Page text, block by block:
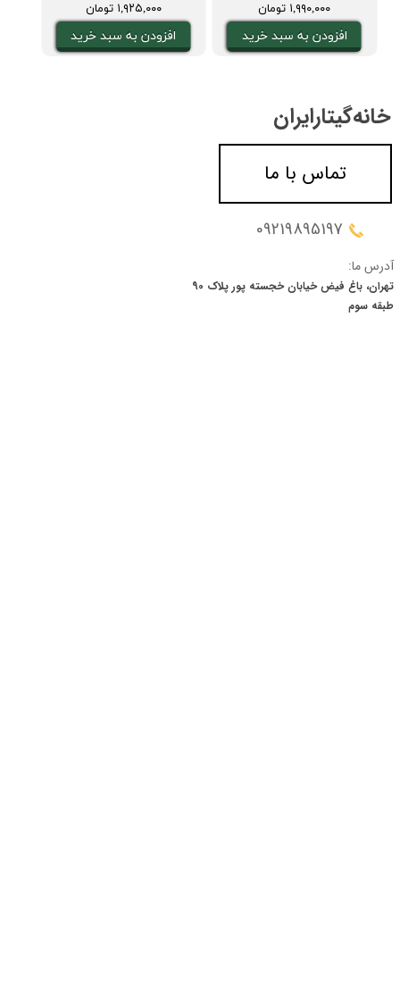
۱,۹۲۵,۰۰۰ تومان
افزودن به سبد خرید
۱,۹۹۰,۰۰۰ تومان
افزودن به سبد خرید
خانه‌گیتار‌ایران
09219895197
آدرس ما:
تهران، باغ فیض خیابان خجسته پور پلاک 90
​​​​​​​طبقه سوم
تماس با ما